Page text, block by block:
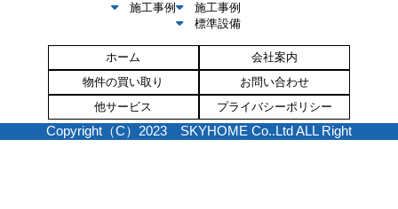
施工事例
施工事例
標準設備
ホーム
会社案内
物件の買い取り
お問い合わせ
他サービス
プライバシーポリシー
Copyright（C）2023 SKYHOME Co..Ltd ALL Right